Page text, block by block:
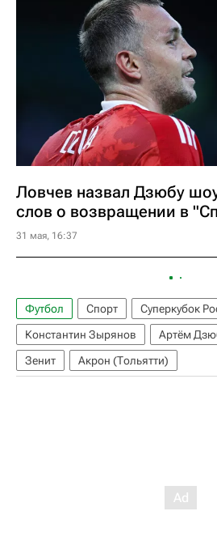
Ловчев назвал Дзюбу
слов о возвращении в
31 мая, 16:37
Футбол Спорт
Суперкубок
Константин Зырянов
Артём
Зенит
Акрон (Тольятти)